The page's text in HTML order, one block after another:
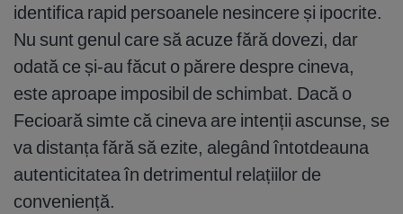
identifica rapid persoanele nesincere și ipocrite.
Nu sunt genul care să acuze fără dovezi, dar
odată ce și-au făcut o părere despre cineva,
este aproape imposibil de schimbat. Dacă o
Fecioară simte că cineva are intenții ascunse, se
va distanța fără să ezite, alegând întotdeauna
autenticitatea în detrimentul relațiilor de
conveniență.